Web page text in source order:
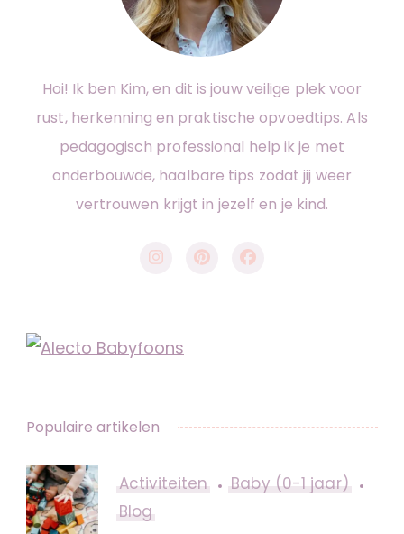
Hoi! Ik ben Kim, en dit is jouw veilige plek voor
rust, herkenning en praktische opvoedtips. Als
pedagogisch professional help ik je met
onderbouwde, haalbare tips zodat jij weer
vertrouwen krijgt in jezelf en je kind.
Populaire artikelen
Activiteiten
Baby (0-1 jaar)
Blog